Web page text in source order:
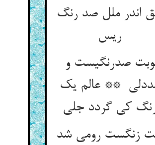
اندر ملل صد رنگ
ریس
صدرنگیست و
** عالم یک
زنگست رومی شد